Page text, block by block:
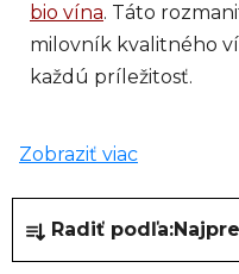
bio vína. Táto
milovník kvalitného
každú príležitosť.
Zobraziť viac
a
Radiť podľa: